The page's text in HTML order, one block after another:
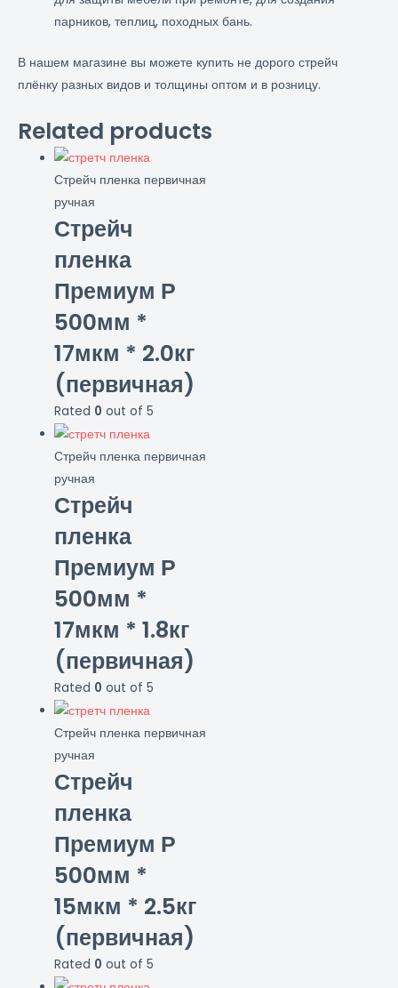
парников, теплиц, походных бань.
В нашем магазине вы можете купить не дорого стрейч
плёнку разных видов и толщины оптом и в розницу.
Related products
Стрейч пленка первичная
ручная
Стрейч
пленка
Премиум Р
500мм *
17мкм * 2.0кг
(первичная)
Rated 0 out of 5
Стрейч пленка первичная
ручная
Стрейч
пленка
Премиум Р
500мм *
17мкм * 1.8кг
(первичная)
Rated 0 out of 5
Стрейч пленка первичная
ручная
Стрейч
пленка
Премиум Р
500мм *
15мкм * 2.5кг
(первичная)
Rated 0 out of 5